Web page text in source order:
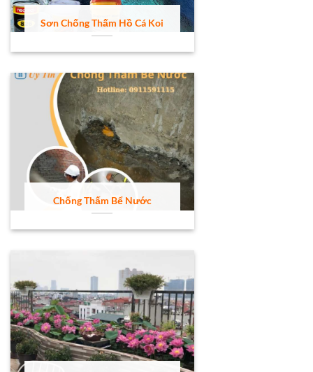
Sơn Chống Thấm Hồ Cá Koi
Chống Thấm Bể Nước